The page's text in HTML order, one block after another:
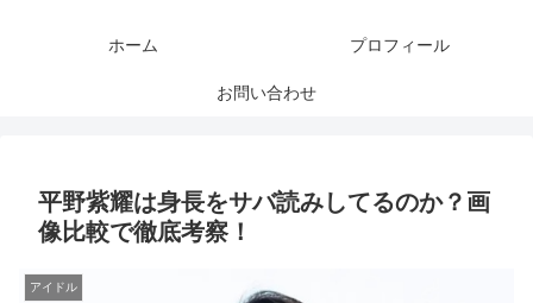
ホーム プロフィール
お問い合わせ
平野紫耀は身長をサバ読みしてるのか？画
像比較で徹底考察！
アイドル